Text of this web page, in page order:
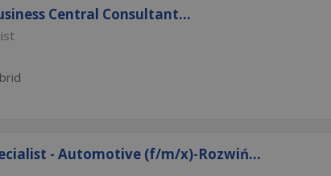
Central Consultant...
- Automotive (f/m/x)-Rozwiń...